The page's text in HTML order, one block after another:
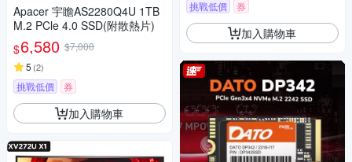
Apacer 宇瞻AS2280Q4U 1TB
M.2 PCle 4.0 SSD(附散熱片)
$6,580 $7,000
5 (2)
挑戰低價 券
加入購物車
挑戰低價 券
加入購物車